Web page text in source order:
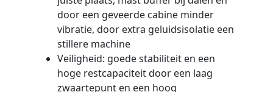
door een geveerde cabine minder
vibratie, door extra geluidsisolatie een
stillere machine
Veiligheid: goede stabiliteit en een
hoge restcapaciteit door een laag
zwaartepunt en een hoog